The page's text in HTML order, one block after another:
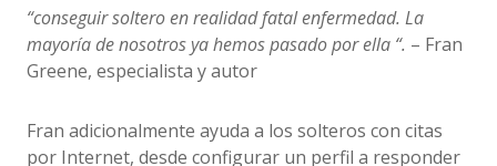
“conseguir soltero en realidad fatal enfermedad. La
mayoría de nosotros ya hemos pasado por ella “. – Fran
Greene, especialista y autor
Fran adicionalmente ayuda a los solteros con citas
por Internet, desde configurar un perfil a responder